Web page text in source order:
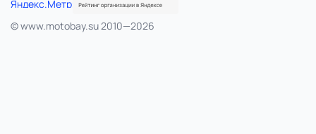
и
© www.motobay.su 2010—2026